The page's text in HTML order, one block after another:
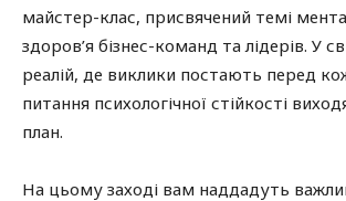
майстер-клас, присвячений темі
здоров’я бізнес-команд та лідерів. У
реалій, де виклики постають перед
питання психологічної стійкості
план.
На цьому заході вам наддадуть